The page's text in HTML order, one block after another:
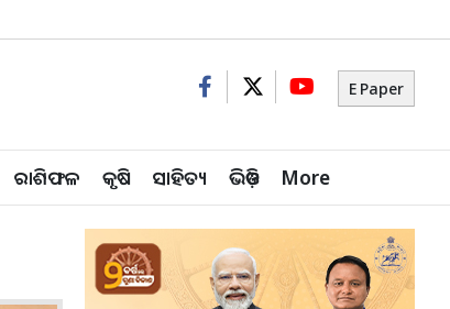
E Paper
ରାଶିଫଳ କୃଷି ସାହିତ୍ୟ ଭିଡ଼ିଓ More